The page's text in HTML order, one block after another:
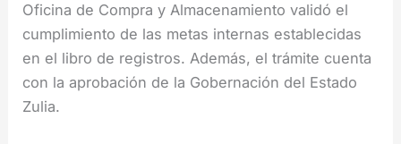
Oficina de Compra y Almacenamiento validó el
cumplimiento de las metas internas establecidas
en el libro de registros. Además, el trámite cuenta
con la aprobación de la Gobernación del Estado
Zulia.